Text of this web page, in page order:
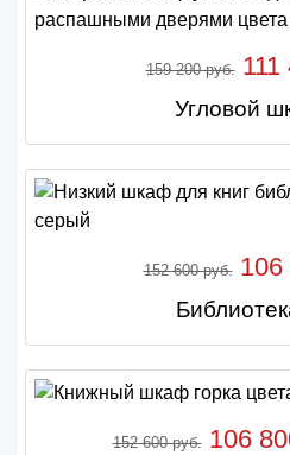
159 200 руб.111
Угловой
152 600 руб.106
152 600 руб.106